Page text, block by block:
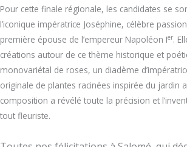
Pour cette finale régionale, les candidates se
l’iconique impératrice Joséphine, célèbre
première épouse de l’empereur Napoléon Ier.
créations autour de ce thème historique et
monovariétal de roses, un diadème
originale de plantes racinées inspirée du jardin
composition a révélé toute la précision et
tout fleuriste.